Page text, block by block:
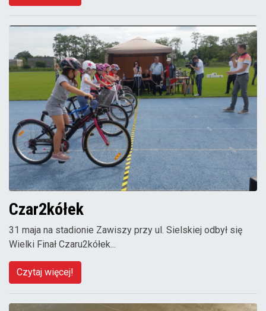
Czar2kółek
31 maja na stadionie Zawiszy przy ul. Sielskiej odbył się
Wielki Finał Czaru2kółek...
Czytaj więcej!